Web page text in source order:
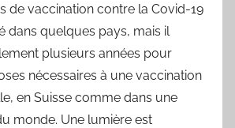
de vaccination contre la Covid-19
dans quelques pays, mais il
plusieurs années pour
nécessaires à une vaccination
en Suisse comme dans une
monde. Une lumière est